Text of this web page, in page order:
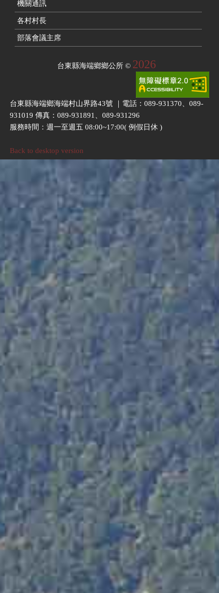
機關通訊
各村村長
部落會議主席
台東縣海端鄉鄉公所 © 2026
台東縣海端鄉海端村山界路43號 ｜電話：089-931370、089-
931019 傳真：089-931891、089-931296
服務時間：週一至週五 08:00~17:00( 例假日休 )
Back to desktop version